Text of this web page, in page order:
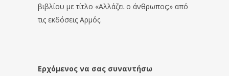
βιβλίου με τίτλο «Αλλάζει ο άνθρωπος;» από
τις εκδόσεις Αρμός.
Ερχόμενος να σας συναντήσω